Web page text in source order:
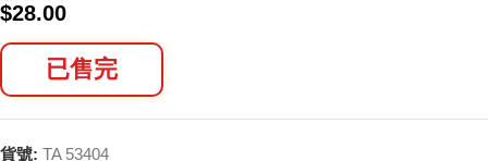
$28.00
已售完
貨號: TA 53404